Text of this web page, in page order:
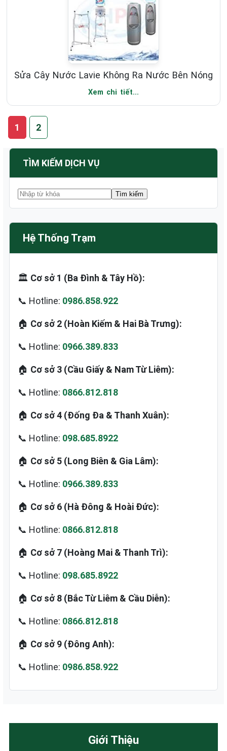
Sửa Cây Nước Lavie Không Ra Nước Bên Nóng
Xem chi tiết...
1 2
TÌM KIẾM DỊCH VỤ
Hệ Thống Trạm
🏛️ Cơ sở 1 (Ba Đình & Tây Hồ):
📞 Hotline: 0986.858.922
🏠 Cơ sở 2 (Hoàn Kiếm & Hai Bà Trưng):
📞 Hotline: 0966.389.833
🏠 Cơ sở 3 (Cầu Giấy & Nam Từ Liêm):
📞 Hotline: 0866.812.818
🏠 Cơ sở 4 (Đống Đa & Thanh Xuân):
📞 Hotline: 098.685.8922
🏠 Cơ sở 5 (Long Biên & Gia Lâm):
📞 Hotline: 0966.389.833
🏠 Cơ sở 6 (Hà Đông & Hoài Đức):
📞 Hotline: 0866.812.818
🏠 Cơ sở 7 (Hoàng Mai & Thanh Trì):
📞 Hotline: 098.685.8922
🏠 Cơ sở 8 (Bắc Từ Liêm & Cầu Diễn):
📞 Hotline: 0866.812.818
🏠 Cơ sở 9 (Đông Anh):
📞 Hotline: 0986.858.922
Giới Thiệu